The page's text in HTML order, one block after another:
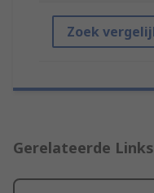
Zoek
Gerelateerde Links